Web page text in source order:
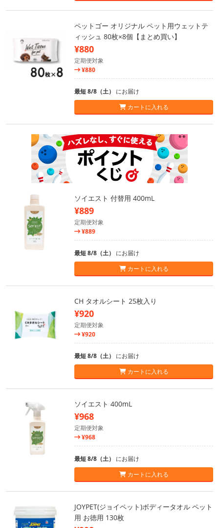
ペットゴー オリジナル ペット用ウェットテ
ィッシュ 80枚×8個【まとめ買い】
¥880
定期便対象
¥880
最短 8/8（土） にお届け
カートに入れる
ソイエスト 付替用 400mL
¥889
定期便対象
¥889
最短 8/8（土） にお届け
カートに入れる
CH タオルシート 25枚入り
¥920
定期便対象
¥920
最短 8/8（土） にお届け
カートに入れる
ソイエスト 400mL
¥968
定期便対象
¥968
最短 8/8（土） にお届け
カートに入れる
JOYPET(ジョイペット)ボディータオル ペット
用 お徳用 130枚